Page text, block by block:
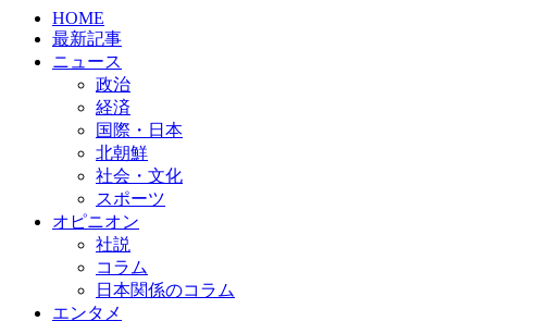
HOME
最新記事
ニュース
政治
経済
国際・日本
北朝鮮
社会・文化
スポーツ
オピニオン
社説
コラム
日本関係のコラム
エンタメ